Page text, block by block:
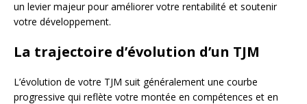
un levier majeur pour améliorer votre rentabilité et soutenir
votre développement.
La trajectoire d’évolution d’un TJM
L’évolution de votre TJM suit généralement une courbe
progressive qui reflète votre montée en compétences et en